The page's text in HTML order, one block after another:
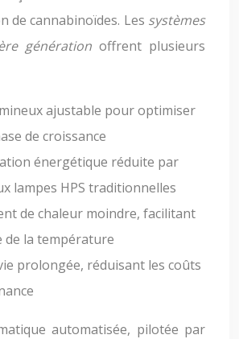
de cannabinoïdes. Les systèmes
génération offrent plusieurs
ajustable pour optimiser
de croissance
énergétique réduite par
lampes HPS traditionnelles
de chaleur moindre, facilitant
de la température
prolongée, réduisant les coûts
automatisée, pilotée par